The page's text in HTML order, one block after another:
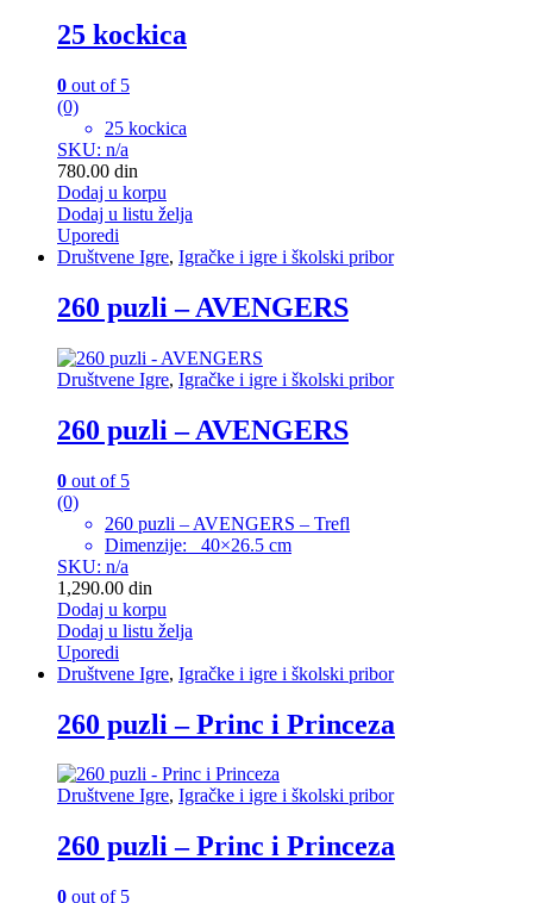
25 kockica
0 out of 5
(0)
25 kockica
SKU: n/a
780.00 din
Dodaj u korpu
Dodaj u listu želja
Uporedi
Društvene Igre, Igračke i igre i školski pribor
260 puzli – AVENGERS
Društvene Igre, Igračke i igre i školski pribor
260 puzli – AVENGERS
0 out of 5
(0)
260 puzli – AVENGERS – Trefl
Dimenzije: 40×26.5 cm
SKU: n/a
1,290.00 din
Dodaj u korpu
Dodaj u listu želja
Uporedi
Društvene Igre, Igračke i igre i školski pribor
260 puzli – Princ i Princeza
Društvene Igre, Igračke i igre i školski pribor
260 puzli – Princ i Princeza
0 out of 5